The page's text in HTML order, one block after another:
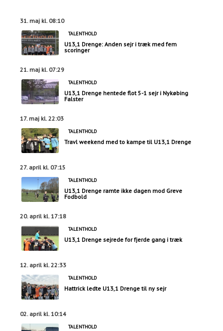
31. maj kl. 08:10
TALENTHOLD
U13,1 Drenge: Anden sejr i træk med fem
scoringer
21. maj kl. 07:29
TALENTHOLD
U13,1 Drenge hentede flot 5-1 sejr i Nykøbing
Falster
17. maj kl. 22:03
TALENTHOLD
Travl weekend med to kampe til U13,1 Drenge
27. april kl. 07:15
TALENTHOLD
U13,1 Drenge ramte ikke dagen mod Greve
Fodbold
20. april kl. 17:18
TALENTHOLD
U13,1 Drenge sejrede for fjerde gang i træk
12. april kl. 22:33
TALENTHOLD
Hattrick ledte U13,1 Drenge til ny sejr
02. april kl. 10:14
TALENTHOLD